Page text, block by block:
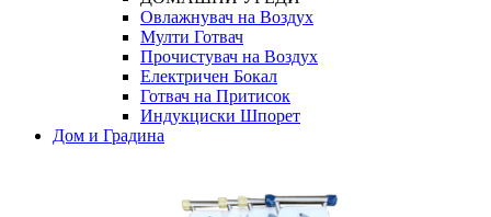
Овлажнувач на Воздух
Мулти Готвач
Прочистувач на Воздух
Електричен Бокал
Готвач на Притисок
Индукциски Шпорет
Дом и Градина